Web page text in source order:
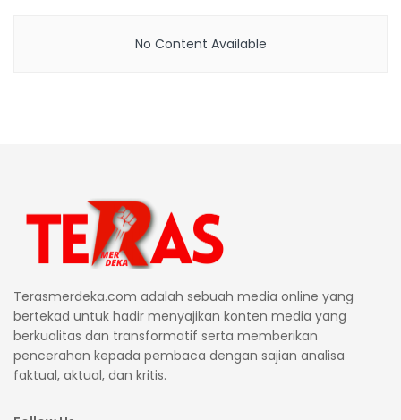
No Content Available
Terasmerdeka.com adalah sebuah media online yang
bertekad untuk hadir menyajikan konten media yang
berkualitas dan transformatif serta memberikan
pencerahan kepada pembaca dengan sajian analisa
faktual, aktual, dan kritis.